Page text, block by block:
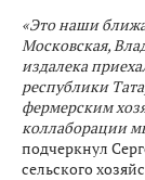
«Это наши
Московская,
издалека
республики
фермерским
коллаборации
подчеркнул
сельского